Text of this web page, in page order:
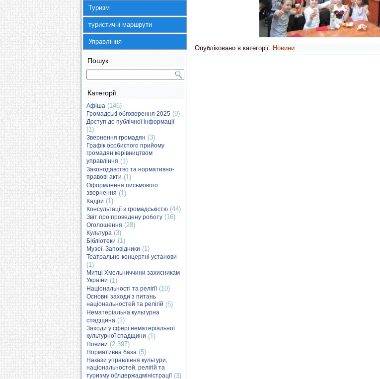
Туризм
туристичні маршрути
Управління
Пошук
Категорії
Афіша (146)
Громадські обговорення 2025 (9)
Доступ до публічної інформації
(1)
Звернення громадян (3)
Графік особистого прийому
громадян керівництвом
управління (1)
Законодавство та нормативно-
правові акти (1)
Оформлення письмового
звернення (1)
Кадри (1)
Консультації з громадськістю (44)
Звіт про проведену роботу (16)
Оголошення (28)
Культура (3)
Бібліотеки (1)
Музеї. Заповідники (1)
Театрально-концертні установи
(1)
Митці Хмельниччини захисникам
України (1)
Національності та релігії(10)
Основні заходи з питань
національностей та релігій (5)
Нематеріальна культурна
спадщина (1)
Заходи у сфері нематеріальної
культурної спадщини (1)
Новини (2 397)
Нормативна база (5)
Накази управління культури,
національностей, релігій та
туризму облдержадміністрації(3)
Опубліковано в категорії: Новини